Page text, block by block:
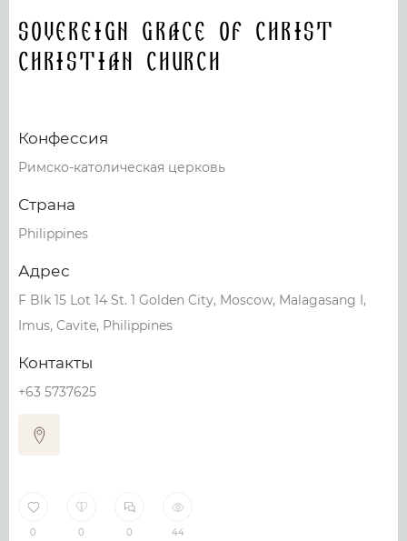
Sovereign Grace of Christ
Christian Church
Конфессия
Римско-католическая церковь
Страна
Philippines
Адрес
F Blk 15 Lot 14 St. 1 Golden City, Moscow, Malagasang I,
Imus, Cavite, Philippines
Контакты
+63 5737625
0 0 0 44